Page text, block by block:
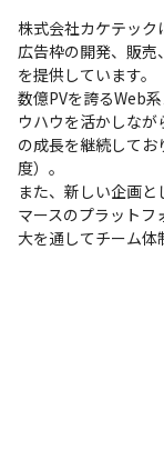
株式会社カケテック
広告枠の開発、販売
を提供しています。
数億PVを誇るWeb
ウハウを活かしなが
の成長を継続して
度）。
また、新しい企画
マースのプラット
大を通してチーム体